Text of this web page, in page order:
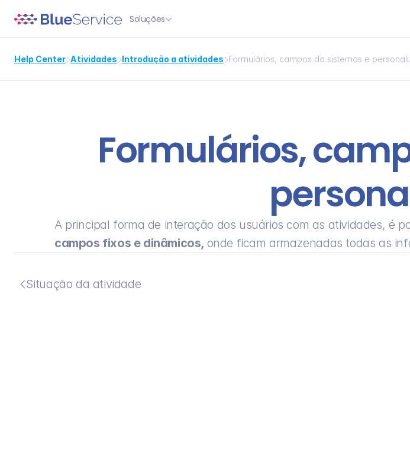
Soluções
Help CenterAtividadesIntrodução a atividadesFormulários, campos do sistemas e
Formulários,
A principal forma de interação dos usuários com as atividades, é
campos fixos e dinâmicos, onde ficam armazenadas todas as
Situação da atividade